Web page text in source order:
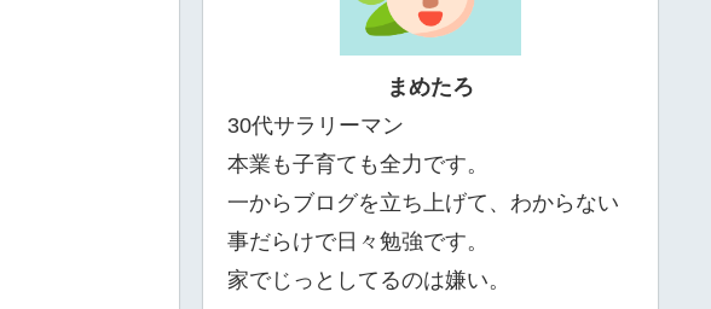
まめたろ
30代サラリーマン
本業も子育ても全力です。
一からブログを立ち上げて、わからない
事だらけで日々勉強です。
家でじっとしてるのは嫌い。